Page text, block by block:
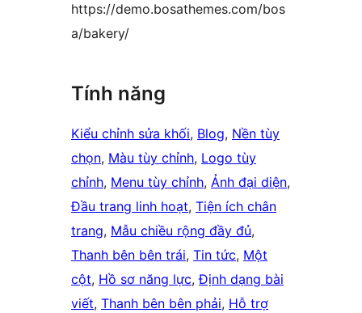
https://demo.bosathemes.com/bos
a/bakery/
Tính năng
Kiểu chỉnh sửa khối, Blog, Nền tùy
chọn, Màu tùy chỉnh, Logo tùy
chỉnh, Menu tùy chỉnh, Ảnh đại diện
Đầu trang linh hoạt, Tiện ích chân
trang, Mẫu chiều rộng đầy đủ
Thanh bên bên trái, Tin tức, Một
cột, Hồ sơ năng lực, Định dạng bài
viết, Thanh bên bên phải, Hỗ trợ